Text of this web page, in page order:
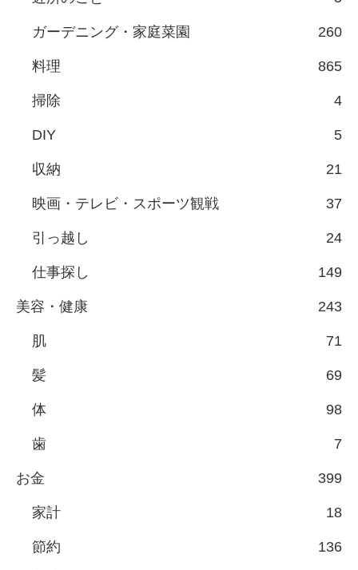
ガーデニング・家庭菜園 260
料理 865
掃除 4
DIY 5
収納 21
映画・テレビ・スポーツ観戦 37
引っ越し 24
仕事探し 149
美容・健康 243
肌 71
髪 69
体 98
歯 7
お金 399
家計 18
節約 136